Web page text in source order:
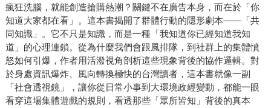
瘋狂洗腦，就能創造搶購熱潮？關鍵不在廣告本身，而在於「你
知道大家都在看」。這本書揭開了群體行動的隱形劇本——「共
同知識」。它不只是知識，而是一種「我知道你已經知道我知
道」的心理連鎖。從為什麼我們會跟風排隊，到社群上的集體憤
怒如何引爆，作者用活潑視角剖析這些現象背後的協作邏輯。對
於身處資訊爆炸、風向轉換極快的台灣讀者，這本書就像一副
「社會透視鏡」，讓你從日常小事到大環境政經變動，都能一眼
看穿這場集體遊戲的規則，看透那些「眾所皆知」背後的真本